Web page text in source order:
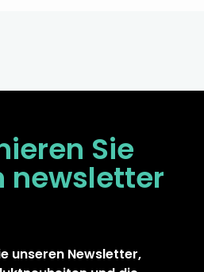
Sie
newsletter
unseren Newsletter,